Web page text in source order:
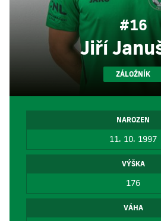
#16
Jiří
ZÁLOŽNÍK
NAROZEN
11. 10. 1997
VÝŠKA
176
VÁHA